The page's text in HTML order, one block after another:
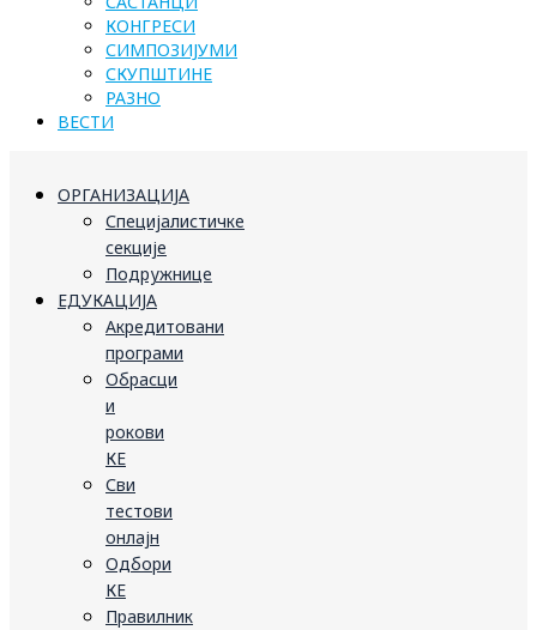
КОНГРЕСИ
СИМПОЗИЈУМИ
СКУПШТИНЕ
РАЗНО
ВЕСТИ
ОРГАНИЗАЦИЈА
Специјалистичке
секције
Подружнице
ЕДУКАЦИЈА
Акредитовани
програми
Обрасци
и
рокови
КЕ
Сви
тестови
онлајн
Одбори
КЕ
Правилник